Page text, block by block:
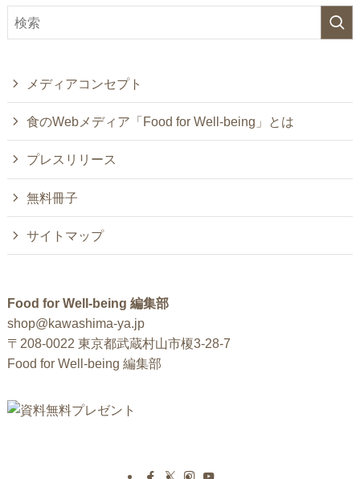
メディアコンセプト
食のWebメディア「Food for Well-being」とは
プレスリリース
無料冊子
サイトマップ
Food for Well-being 編集部
shop@kawashima-ya.jp
〒208-0022 東京都武蔵村山市榎3-28-7
Food for Well-being 編集部